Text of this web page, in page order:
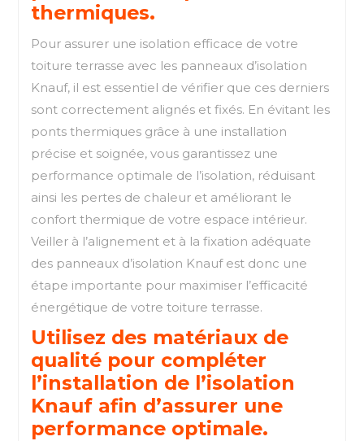
thermiques.
Pour assurer une isolation efficace de votre
toiture terrasse avec les panneaux d’isolation
Knauf, il est essentiel de vérifier que ces derniers
sont correctement alignés et fixés. En évitant les
ponts thermiques grâce à une installation
précise et soignée, vous garantissez une
performance optimale de l’isolation, réduisant
ainsi les pertes de chaleur et améliorant le
confort thermique de votre espace intérieur.
Veiller à l’alignement et à la fixation adéquate
des panneaux d’isolation Knauf est donc une
étape importante pour maximiser l’efficacité
énergétique de votre toiture terrasse.
Utilisez des matériaux de
qualité pour compléter
l’installation de l’isolation
Knauf afin d’assurer une
performance optimale.